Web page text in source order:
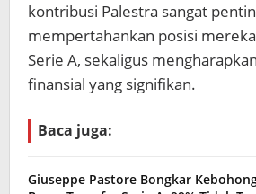
kontribusi Palestra sangat
mempertahankan posisi
Serie A, sekaligus
finansial yang signifikan.
Baca juga:
Giuseppe Pastore Bongkar